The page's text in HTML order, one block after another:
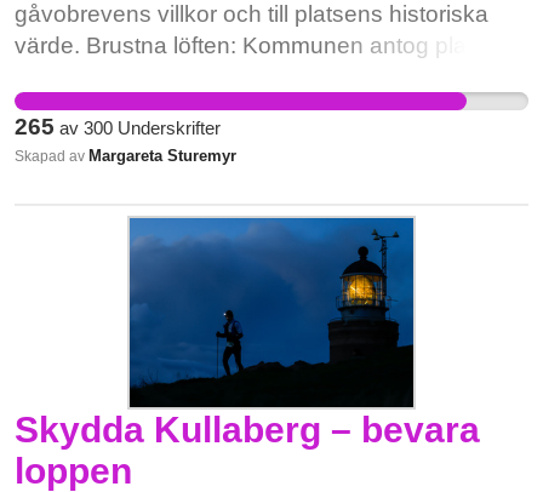
gåvobrevens villkor och till platsens historiska
värde. Brustna löften: Kommunen antog planen
Länsstyrelsens utredning av vår begäran av
skydd enligt Kulturmiljölagen. Kortsiktig vinst:
Exploateringen sker för ekonomisk vinning på
underskrift bifogas det formella överklagandet.
Skriv under senast den 24 februari för att bevara
naturmiljön runt kyrkan och prästgården!
265 av 300 Underskrifter
Skapad av Margareta Sturemyr
Skydda Kullaberg – bevara
loppen